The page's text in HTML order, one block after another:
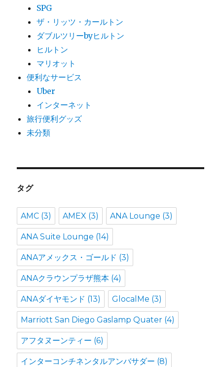
SPG
ザ・リッツ・カールトン
ダブルツリーbyヒルトン
ヒルトン
マリオット
便利なサービス
Uber
インターネット
旅行便利グッズ
未分類
タグ
AMC (3) AMEX (3) ANA Lounge (3)
ANA Suite Lounge (14)
ANAアメックス・ゴールド (3)
ANAクラウンプラザ熊本 (4)
ANAダイヤモンド (13) GlocalMe (3)
Marriott San Diego Gaslamp Quater (4)
アフタヌーンティー (6)
インターコンチネンタルアンバサダー (8)